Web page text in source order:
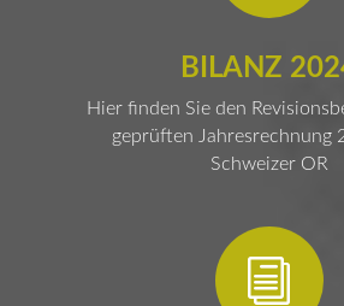
BILANZ
Hier finden Sie den
geprüften Jahresrechnung
Schweizer OR
i